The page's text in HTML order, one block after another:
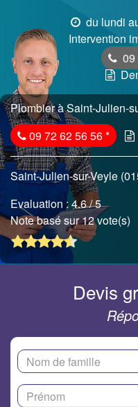
du lundi
Intervention
09
Plombier à Saint-Julien-
09 72 62 56 56*
Saint-Julien-sur-Veyle
Evaluation :4.6/ 5
Note basé sur 12 vote(s)
Devis